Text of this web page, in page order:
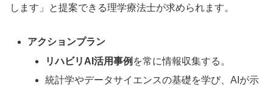
します」と提案できる理学療法士が求められます。
アクションプラン
リハビリAI活用事例 を常に情報収集する。
統計学やデータサイエンスの基礎を学び、AIが示